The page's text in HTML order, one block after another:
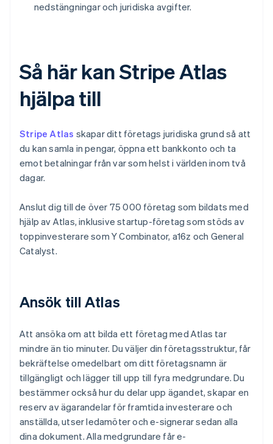
nedstängningar och juridiska avgifter.
Så här kan Stripe Atlas
hjälpa till
Stripe Atlas skapar ditt företags juridiska grund så att
du kan samla in pengar, öppna ett bankkonto och ta
emot betalningar från var som helst i världen inom två
dagar.
Anslut dig till de över 75 000 företag som bildats med
hjälp av Atlas, inklusive startup-företag som stöds av
toppinvesterare som Y Combinator, a16z och General
Catalyst.
Ansök till Atlas
Att ansöka om att bilda ett företag med Atlas tar
mindre än tio minuter. Du väljer din företagsstruktur, får
bekräftelse omedelbart om ditt företagsnamn är
tillgängligt och lägger till upp till fyra medgrundare. Du
bestämmer också hur du delar upp ägandet, skapar en
reserv av ägarandelar för framtida investerare och
anställda, utser ledamöter och e-signerar sedan alla
dina dokument. Alla medgrundare får e-